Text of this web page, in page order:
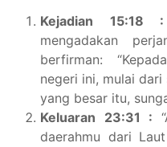
Kejadian 15:18 :
mengadakan
berfirman:
negeri ini, mulai
yang besar itu,
Keluaran 23:31 :
daerahmu dari